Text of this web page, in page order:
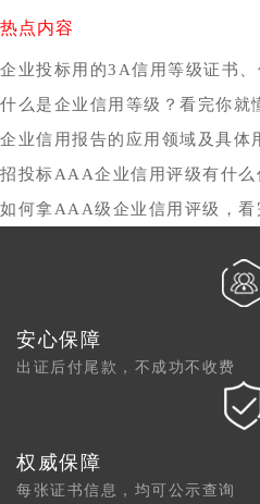
热点内容
什么是企业信用等级？看完你就
企业信用报告的应用领域及具体
招投标AAA企业信用评级有什么
安心保障
出证后付尾款，不成功不收费
权威保障
每张证书信息，均可公示查询